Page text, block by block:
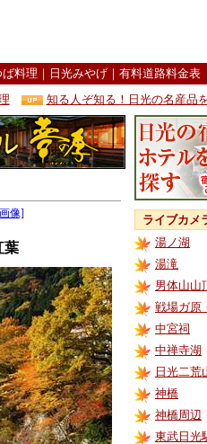
ば料理 ｜ 日光みやげ ｜ 有料道路料金表
知る人ぞ知る！日光の名産品
像]
葉
ライブカメ
湯ノ湖
湯滝
男体山山
戦場ガ原
中宮祠
中禅寺湖
日光二荒
神橋
神橋周辺
東武日光